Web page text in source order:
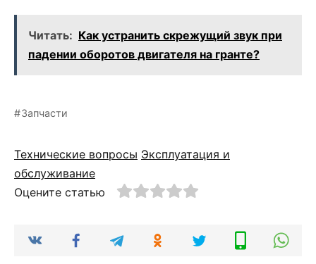
Читать: Как устранить скрежущий звук при
падении оборотов двигателя на гранте?
Запчасти
Технические вопросы Эксплуатация и
обслуживание
Оцените статью